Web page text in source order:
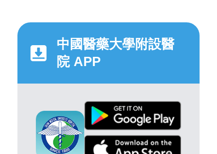
中國醫藥大學附設醫
院 APP